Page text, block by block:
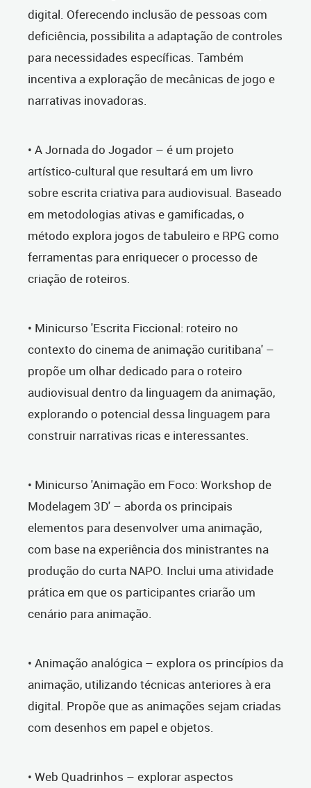
digital. Oferecendo inclusão de pessoas com
deficiência, possibilita a adaptação de controles
para necessidades específicas. Também
incentiva a exploração de mecânicas de jogo e
narrativas inovadoras.
• A Jornada do Jogador – é um projeto
artístico-cultural que resultará em um livro
sobre escrita criativa para audiovisual. Baseado
em metodologias ativas e gamificadas, o
método explora jogos de tabuleiro e RPG como
ferramentas para enriquecer o processo de
criação de roteiros.
• Minicurso 'Escrita Ficcional: roteiro no
contexto do cinema de animação curitibana' –
propõe um olhar dedicado para o roteiro
audiovisual dentro da linguagem da animação,
explorando o potencial dessa linguagem para
construir narrativas ricas e interessantes.
• Minicurso 'Animação em Foco: Workshop de
Modelagem 3D' – aborda os principais
elementos para desenvolver uma animação,
com base na experiência dos ministrantes na
produção do curta NAPO. Inclui uma atividade
prática em que os participantes criarão um
cenário para animação.
• Animação analógica – explora os princípios da
animação, utilizando técnicas anteriores à era
digital. Propõe que as animações sejam criadas
com desenhos em papel e objetos.
• Web Quadrinhos – explorar aspectos